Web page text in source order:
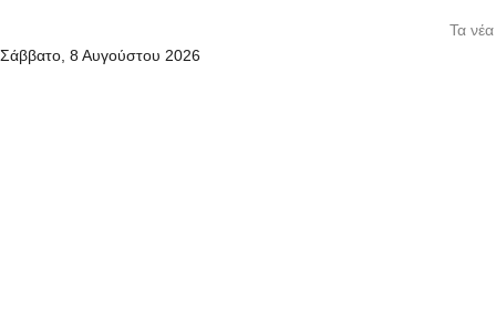
Σάββατο, 8 Αυγούστου 2026
Τα